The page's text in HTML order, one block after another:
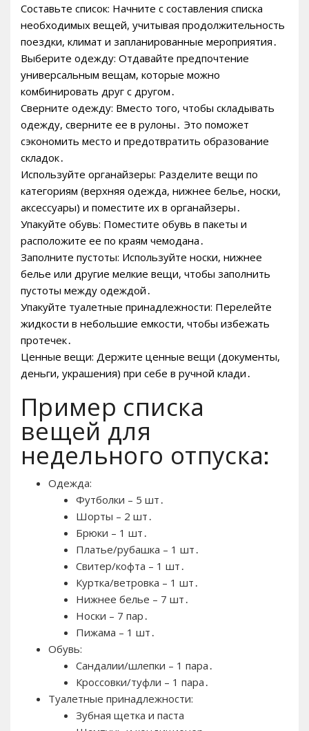
Составьте список: Начните с составления списка
необходимых вещей, учитывая продолжительность
поездки, климат и запланированные мероприятия․
Выберите одежду: Отдавайте предпочтение
универсальным вещам, которые можно
комбинировать друг с другом․
Сверните одежду: Вместо того, чтобы складывать
одежду, сверните ее в рулоны․ Это поможет
сэкономить место и предотвратить образование
складок․
Используйте органайзеры: Разделите вещи по
категориям (верхняя одежда, нижнее белье, носки,
аксессуары) и поместите их в органайзеры․
Упакуйте обувь: Поместите обувь в пакеты и
расположите ее по краям чемодана․
Заполните пустоты: Используйте носки, нижнее
белье или другие мелкие вещи, чтобы заполнить
пустоты между одеждой․
Упакуйте туалетные принадлежности: Перелейте
жидкости в небольшие емкости, чтобы избежать
протечек․
Ценные вещи: Держите ценные вещи (документы,
деньги, украшения) при себе в ручной клади․
Пример списка
вещей для
недельного отпуска:
Одежда:
Футболки – 5 шт․
Шорты – 2 шт․
Брюки – 1 шт․
Платье/рубашка – 1 шт․
Свитер/кофта – 1 шт․
Куртка/ветровка – 1 шт․
Нижнее белье – 7 шт․
Носки – 7 пар․
Пижама – 1 шт․
Обувь:
Сандалии/шлепки – 1 пара․
Кроссовки/туфли – 1 пара․
Туалетные принадлежности:
Зубная щетка и паста